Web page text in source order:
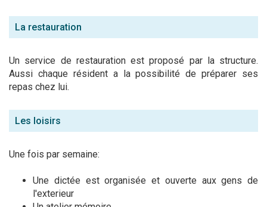
La restauration
Un service de restauration est proposé par la structure.
Aussi chaque résident a la possibilité de préparer ses
repas chez lui.
Les loisirs
Une fois par semaine:
Une dictée est organisée et ouverte aux gens de
l'exterieur